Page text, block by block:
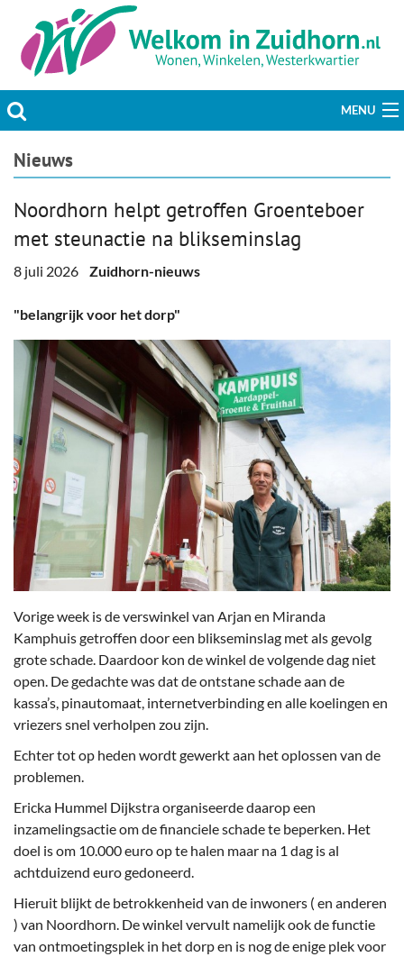
MENU
Actueel
Welzijn & Maatschappij
Bedrijven
Prikbord & Aanbiedingen
Plaats bericht
Nieuws
Noordhorn helpt getroffen Groenteboer
met steunactie na blikseminslag
8 juli 2026 Zuidhorn-nieuws
"belangrijk voor het dorp"
Vorige week is de verswinkel van Arjan en Miranda
Kamphuis getroffen door een blikseminslag met als gevolg
grote schade. Daardoor kon de winkel de volgende dag niet
open. De gedachte was dat de ontstane schade aan de
kassa’s, pinautomaat, internetverbinding en alle koelingen en
vriezers snel verholpen zou zijn.
Echter tot op heden wordt gewerkt aan het oplossen van de
problemen.
Ericka Hummel Dijkstra organiseerde daarop een
inzamelingsactie om de financiele schade te beperken. Het
doel is om 10.000 euro op te halen maar na 1 dag is al
achtduizend euro gedoneerd.
Hieruit blijkt de betrokkenheid van de inwoners ( en anderen
) van Noordhorn. De winkel vervult namelijk ook de functie
van ontmoetingsplek in het dorp en is nog de enige plek voor